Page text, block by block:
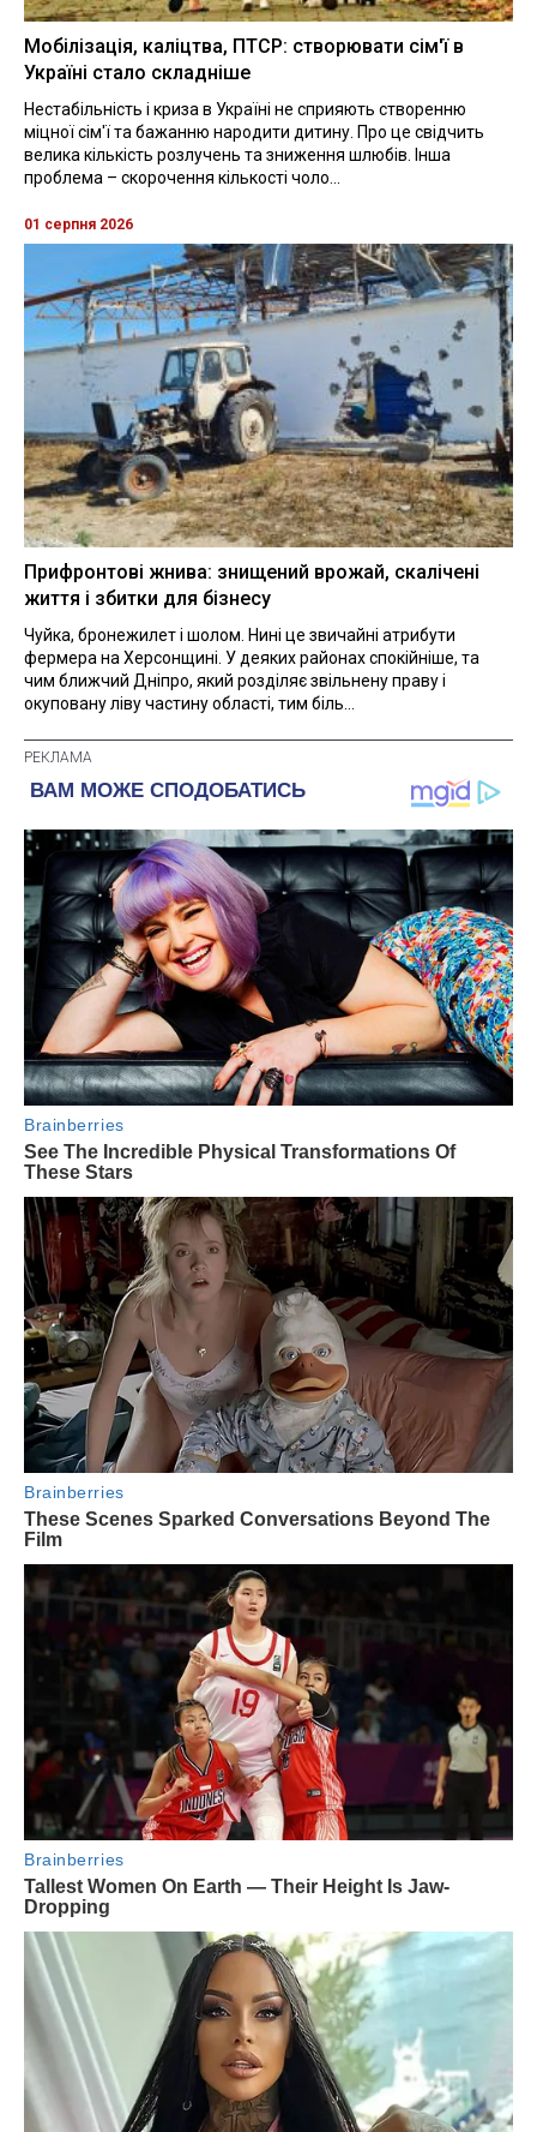
Мобілізація, каліцтва, ПТСР: створювати сім'ї в
Україні стало складніше
Нестабільність і криза в Україні не сприяють створенню
міцної сім'ї та бажанню народити дитину. Про це свідчить
велика кількість розлучень та зниження шлюбів. Інша
проблема – скорочення кількості чоло...
01 серпня 2026
Прифронтові жнива: знищений врожай, скалічені
життя і збитки для бізнесу
Чуйка, бронежилет і шолом. Нині це звичайні атрибути
фермера на Херсонщині. У деяких районах спокійніше, та
чим ближчий Дніпро, який розділяє звільнену праву і
окуповану ліву частину області, тим біль...